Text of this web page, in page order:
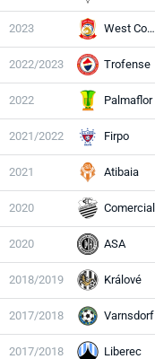
2023 West Coast
2022/2023 Trofense
2022 Palmaflor
2021/2022 Firpo
2021 Atibaia
2020 Comercial
2020 ASA
2018/2019 Králové
2017/2018 Varnsdorf
2017/2018 Liberec